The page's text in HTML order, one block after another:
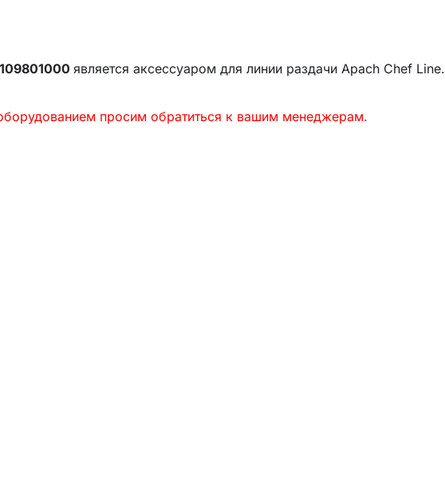
является аксессуаром для линии раздачи Apach Chef Line.
просим обратиться к вашим менеджерам.